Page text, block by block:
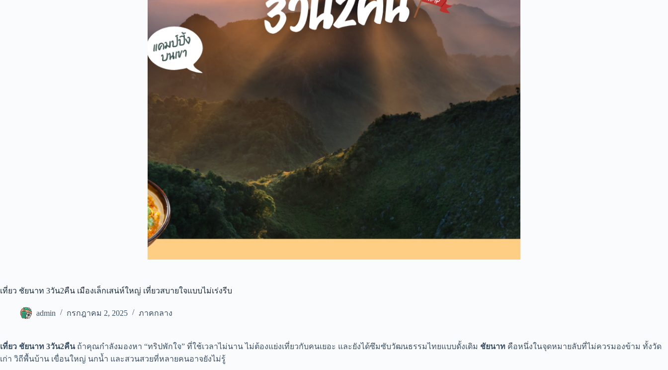
เที่ยว ชัยนาท 3วัน2คืน เมืองเล็กเสน่ห์ใหญ่ เที่ยวสบายใจแบบไม่เร่งรีบ
admin กรกฎาคม 2, 2025 ภาคกลาง
เที่ยว ชัยนาท 3วัน2คืนถ้าคุณกำลังมองหา “ทริปพักใจ” ที่ใช้เวลาไม่นาน ไม่ต้องแย่งเที่ยวกับคนเยอะ และยังได้ซึมซับวัฒนธรรมไทยแบบดั้งเดิม ชัยนาท คือหนึ่งในจุดหมายลับที่ไม่ควรมองข้าม ทั้งวัด
เก่า วิถีพื้นบ้าน เขื่อนใหญ่ นกน้ำ และสวนสวยที่หลายคนอาจยังไม่รู้